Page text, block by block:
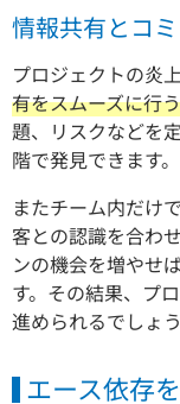
情報共有とコ
プロジェクトの炎
有をスムーズに行
題、リスクなどを
階で発見できます。
またチーム内だけ
客との認識を合わ
ンの機会を増やせ
す。その結果、プ
進められるでしょう
エース依存